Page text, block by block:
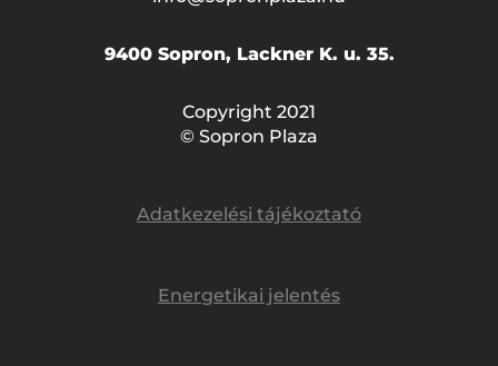
9400 Sopron, Lackner K. u. 35.
Copyright 2021
© Sopron Plaza
Adatkezelési tájékoztató
Energetikai jelentés